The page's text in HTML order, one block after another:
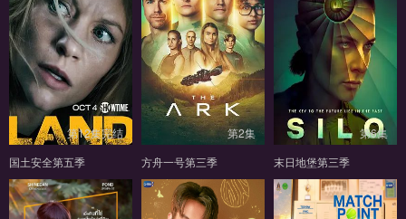
第12集完结
国土安全第五季
第2集
方舟一号第三季
第6集
末日地堡第三季